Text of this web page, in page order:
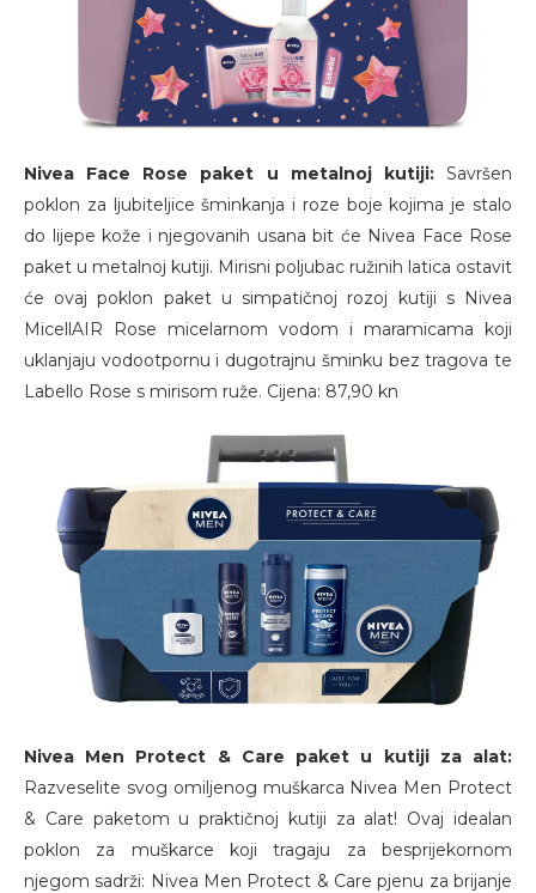
Nivea Face Rose paket u metalnoj kutiji:Savršen
poklon za ljubiteljice šminkanja i roze boje kojima je stalo
do lijepe kože i njegovanih usana bit će Nivea Face Rose
paket u metalnoj kutiji. Mirisni poljubac ružinih latica ostavit
će ovaj poklon paket u simpatičnoj rozoj kutiji s Nivea
MicellAIR Rose micelarnom vodom i maramicama koji
uklanjaju vodootpornu i dugotrajnu šminku bez tragova te
Labello Rose s mirisom ruže. Cijena: 87,90 kn
Nivea Men Protect & Care paket u kutiji za alat:
Razveselite svog omiljenog muškarca Nivea Men Protect
& Care paketom u praktičnoj kutiji za alat! Ovaj idealan
poklon za muškarce koji tragaju za besprijekornom
njegom sadrži: Nivea Men Protect & Care pjenu za brijanje